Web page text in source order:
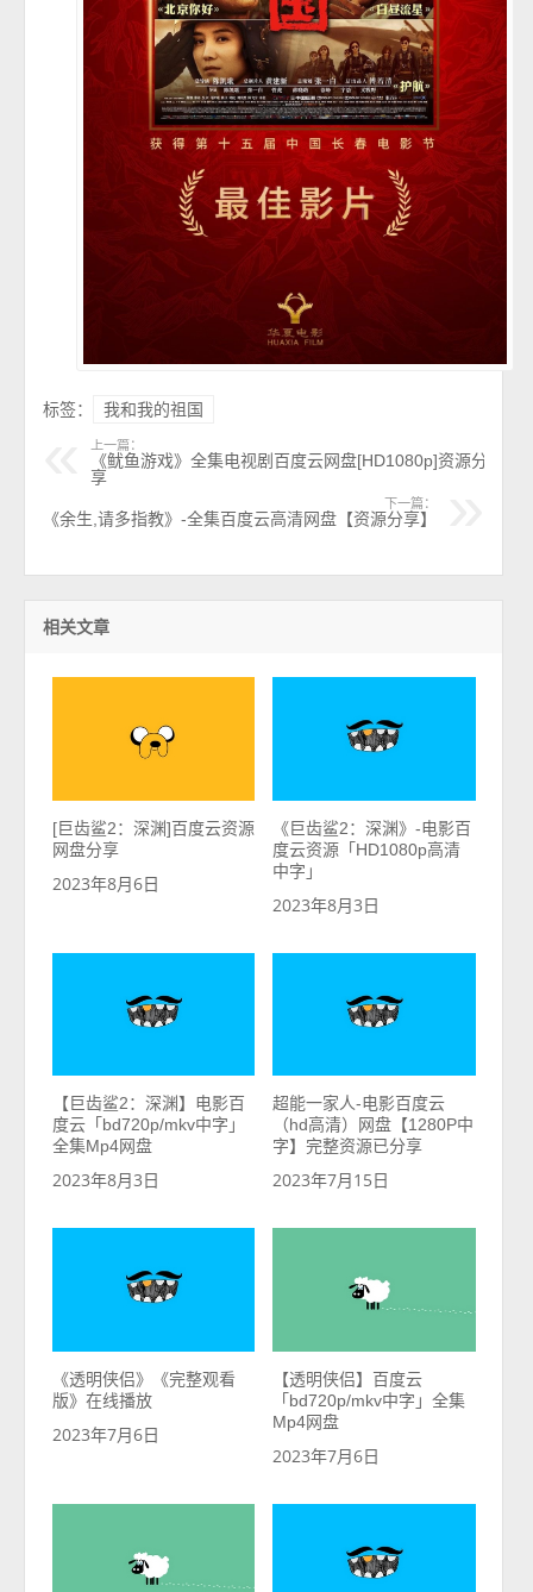
标签： 我和我的祖国
上一篇：
《鱿鱼游戏》全集电视剧百度云网盘[HD1080p]资源分
享
下一篇：
《余生,请多指教》-全集百度云高清网盘【资源分享】
相关文章
[巨齿鲨2：深渊]百度云资源
网盘分享
2023年8月6日
《巨齿鲨2：深渊》-电影百
度云资源「HD1080p高清
中字」
2023年8月3日
【巨齿鲨2：深渊】电影百
度云「bd720p/mkv中字」
全集Mp4网盘
2023年8月3日
超能一家人-电影百度云
（hd高清）网盘【1280P中
字】完整资源已分享
2023年7月15日
《透明侠侣》《完整观看
版》在线播放
2023年7月6日
【透明侠侣】百度云
「bd720p/mkv中字」全集
Mp4网盘
2023年7月6日